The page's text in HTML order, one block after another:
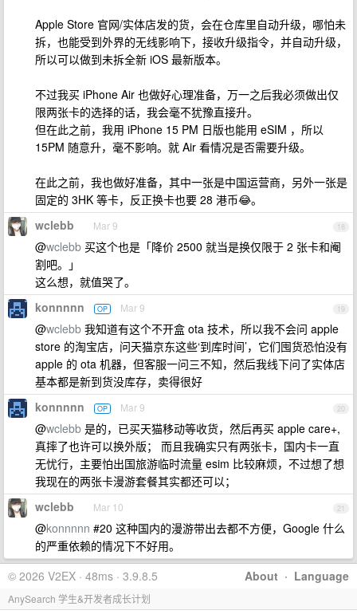
Apple Store 官网/实体店发的货，会在仓库里自动升级，哪怕未
拆，也能受到外界的无线影响下，接收升级指令，并自动升级，
所以可以做到未拆全新 iOS 最新版本。
不过我买 iPhone Air 也做好心理准备，万一之后我必须做出仅
限两张卡的选择的话，我会毫不犹豫直接升。
但在此之前，我用 iPhone 15 PM 日版也能用 eSIM ，所以
15PM 随意升，毫不影响。就 Air 看情况是否需要升级。
在此之前，我也做好准备，其中一张是中国运营商，另外一张是
固定的 3HK 等卡，反正换卡也要 28 港币😂。
18
wclebb Mar 9
@wclebb 买这个也是「降价 2500 就当是换仅限于 2 张卡和阉
割吧。」
这么想，就值哭了。
19
konnnnn OP Mar 9
@wclebb 我知道有这个不开盒 ota 技术，所以我不会问 apple
store 的淘宝店，问天猫京东这些‘到库时间’，它们囤货恐怕没有
apple 的 ota 机器，但客服一问三不知，然后我线下问了实体店
基本都是新到货没库存，卖得很好
20
konnnnn OP Mar 9
@wclebb 是的，已买天猫移动等收货，然后再买 apple care+,
真摔了也许可以换外版； 而且我确实只有两张卡，国内卡一直
无忧行，主要怕出国旅游临时流量 esim 比较麻烦，不过想了想
我现在的两张卡漫游套餐其实都还可以；
21
wclebb Mar 10
@konnnnn #20 这种国内的漫游带出去都不方便，Google 什么
的严重依赖的情况下不好用。
About · Language
© 2026 V2EX · 48ms · 3.9.8.5
AnySearch 学生&开发者成长计划